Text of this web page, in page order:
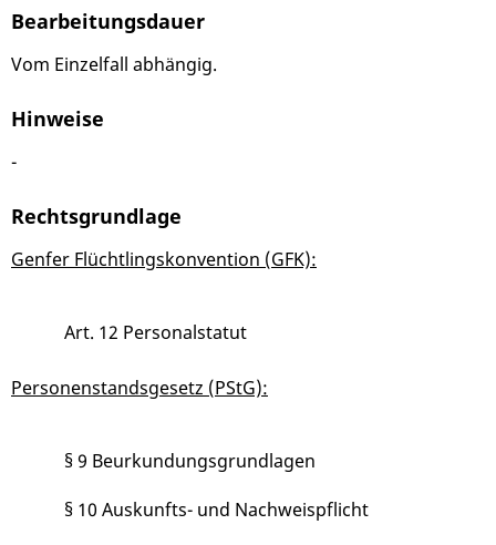
Bearbeitungsdauer
Vom Einzelfall abhängig.
Hinweise
-
Rechtsgrundlage
Genfer Flüchtlingskonvention (GFK):
Art. 12 Personalstatut
Personenstandsgesetz (PStG):
§ 9 Beurkundungsgrundlagen
§ 10 Auskunfts- und Nachweispflicht